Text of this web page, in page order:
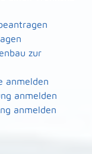
zur
anmelden
anmelden
anmelden